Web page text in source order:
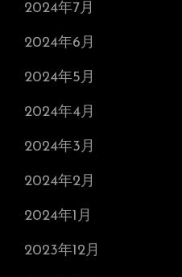
2024年7月
2024年6月
2024年5月
2024年4月
2024年3月
2024年2月
2024年1月
2023年12月